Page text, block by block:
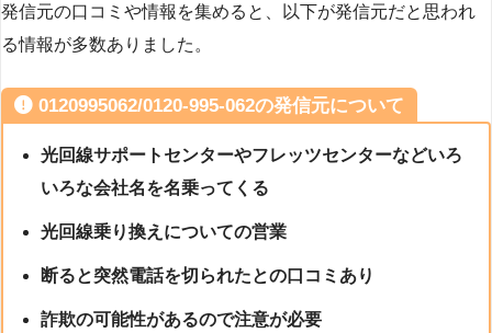
発信元の口コミや情報を集めると、以下が発信元だと思われ
る情報が多数ありました。
0120995062/0120-995-062の発信元について
光回線サポートセンターやフレッツセンターなどいろ
いろな会社名を名乗ってくる
光回線乗り換えについての営業
断ると突然電話を切られたとの口コミあり
詐欺の可能性があるので注意が必要